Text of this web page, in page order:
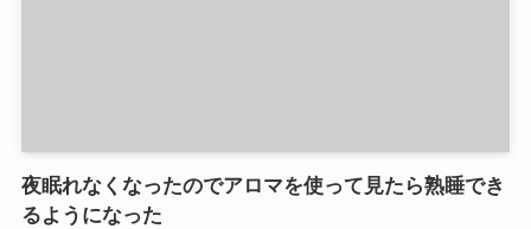
夜眠れなくなったのでアロマを使って見たら熟睡でき
るようになった